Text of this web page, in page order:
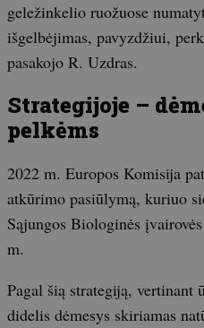
geležinkelio ruožuose
išgelbėjimas, pavyzdžiui,
pasakojo R. Uzdras.
Strategijoje –
pelkėms
2022 m. Europos Komisija
atkūrimo pasiūlymą, kuriuo
Sąjungos Biologinės
m.
Pagal šią strategiją, vertinant
didelis dėmesys skiriamas